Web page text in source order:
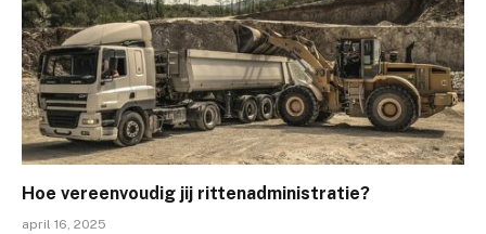
Hoe vereenvoudig jij rittenadministratie?
april 16, 2025